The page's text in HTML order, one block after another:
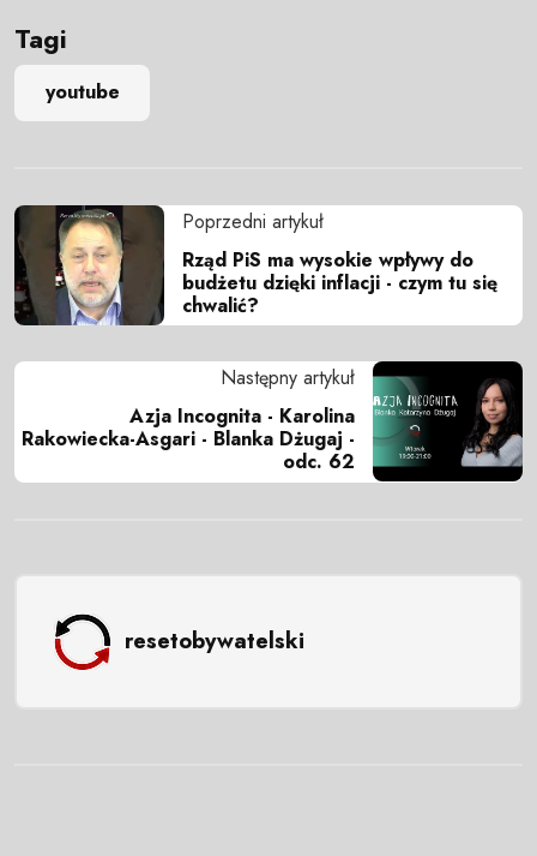
Tagi
youtube
Poprzedni artykuł
Rząd PiS ma wysokie wpływy do
budżetu dzięki inflacji - czym tu się
chwalić?
Następny artykuł
Azja Incognita - Karolina
Rakowiecka-Asgari - Blanka Dżugaj -
odc. 62
resetobywatelski